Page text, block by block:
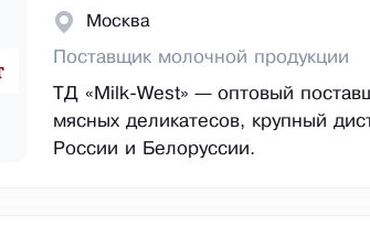
Москва
Поставщик молочной продукции
ТД «Milk-West» — оптовый
мясных деликатесов, крупный
России и Белоруссии.